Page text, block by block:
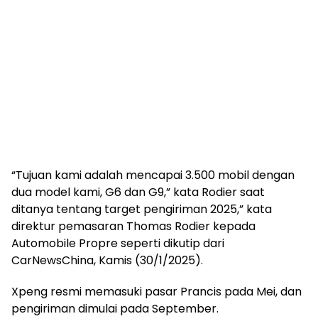
“Tujuan kami adalah mencapai 3.500 mobil dengan
dua model kami, G6 dan G9,” kata Rodier saat
ditanya tentang target pengiriman 2025,” kata
direktur pemasaran Thomas Rodier kepada
Automobile Propre seperti dikutip dari
CarNewsChina, Kamis (30/1/2025).
Xpeng resmi memasuki pasar Prancis pada Mei, dan
pengiriman dimulai pada September.